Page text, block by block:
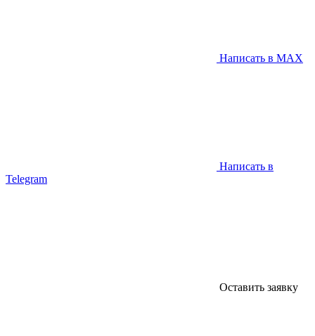
Написать в MAX
Написать в
Telegram
Оставить заявку